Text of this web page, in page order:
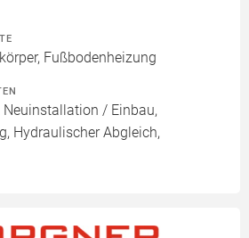
Fußbodenheizung
Neuinstallation / Einbau,
Hydraulischer Abgleich,